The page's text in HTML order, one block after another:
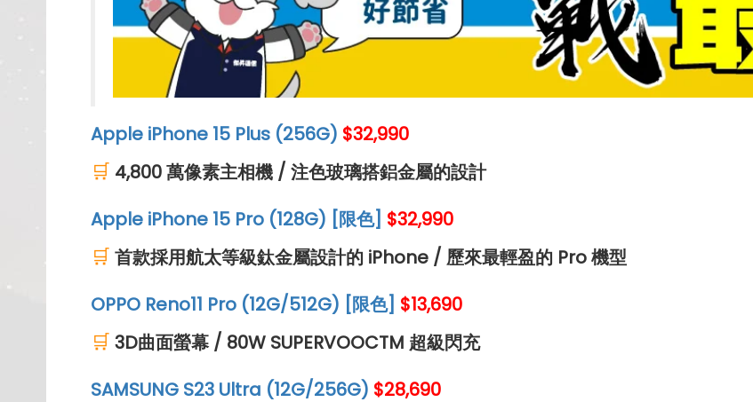
Apple iPhone 15 Plus (256G) $32,990
🛒 4,800 萬像素主相機 / 注色玻璃搭鋁金屬的設計
Apple iPhone 15 Pro (128G) [限色] $32,990
🛒 首款採用航太等級鈦金屬設計的 iPhone / 歷來最輕盈的 Pro 機型
OPPO Reno11 Pro (12G/512G) [限色] $13,690
🛒 3D曲面螢幕 / 80W SUPERVOOCTM 超級閃充
SAMSUNG S23 Ultra (12G/256G) $28,690